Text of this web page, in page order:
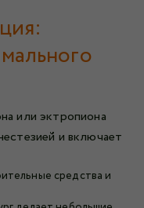
или эктропиона
и включает
средства и